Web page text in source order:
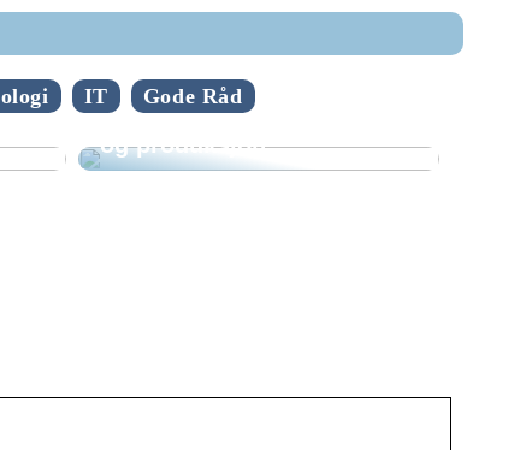
IT Gode Råd
Spennende teknologi
fornyer mekanisk industri
og produksjon